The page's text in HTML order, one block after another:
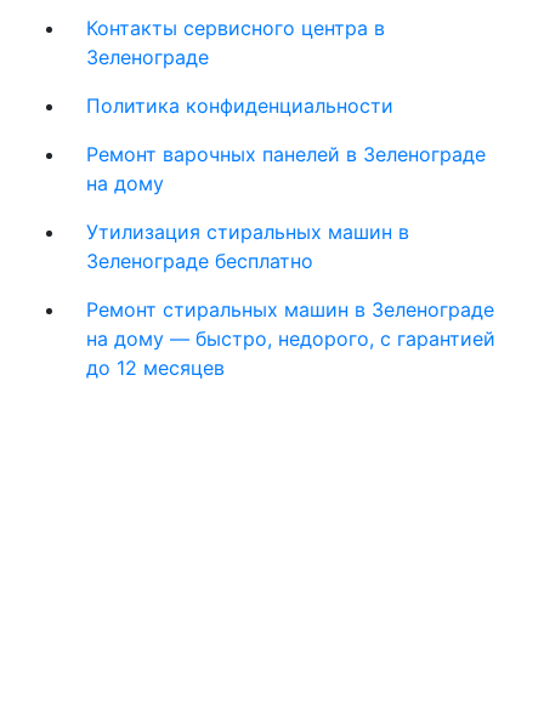
Контакты сервисного центра в
Зеленограде
Политика конфиденциальности
Ремонт варочных панелей в Зеленограде
на дому
Утилизация стиральных машин в
Зеленограде бесплатно
Ремонт стиральных машин в Зеленограде
на дому — быстро, недорого, с гарантией
до 12 месяцев